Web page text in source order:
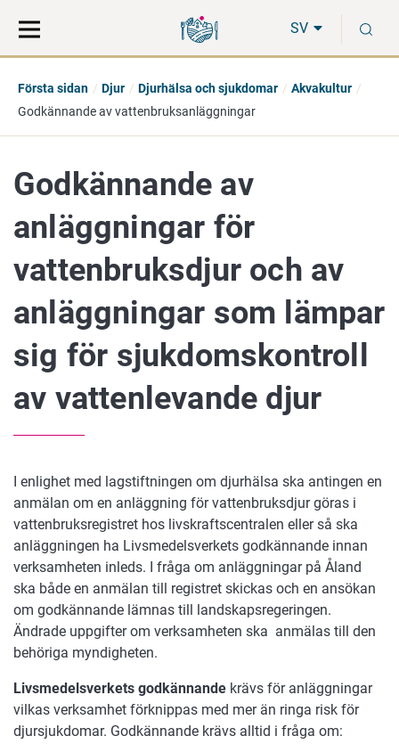
direkt
till
på
hela
SV
Första sidan Djur Djurhälsa och sjukdomar
Akvakultur
Godkännande av vattenbruksanläggningar
Godkännande av
anläggningar för
vattenbruksdjur och av
anläggningar som lämpar
sig för sjukdomskontroll
av vattenlevande djur
I enlighet med lagstiftningen om djurhälsa ska antingen en
anmälan om en anläggning för vattenbruksdjur göras i
vattenbruksregistret hos livskraftscentralen eller så ska
anläggningen ha Livsmedelsverkets godkännande innan
verksamheten inleds. I fråga om anläggningar på Åland
ska både en anmälan till registret skickas och en ansökan
om godkännande lämnas till landskapsregeringen.
Ändrade uppgifter om verksamheten ska anmälas till den
behöriga myndigheten.
Livsmedelsverkets godkännande krävs för anläggningar
vilkas verksamhet förknippas med mer än ringa risk för
djursjukdomar. Godkännande krävs alltid i fråga om: